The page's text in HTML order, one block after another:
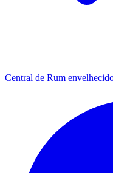
Central de Rum